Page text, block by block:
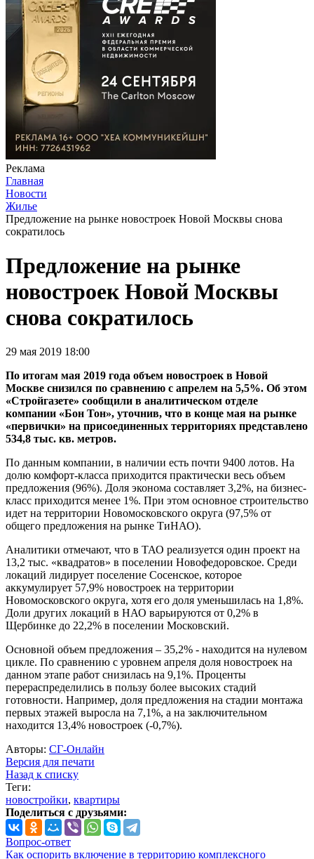
Реклама
Главная
Новости
Жилье
Предложение на рынке новостроек Новой Москвы снова
сократилось
Предложение на рынке
новостроек Новой Москвы
снова сократилось
29 мая 2019 18:00
По итогам мая 2019 года объем новостроек в Новой
Москве снизился по сравнению с апрелем на 5,5%. Об этом
«Стройгазете» сообщили в аналитическом отделе
компании «Бон Тон», уточнив, что в конце мая на рынке
«первички» на присоединенных территориях представлено
534,8 тыс. кв. метров.
По данным компании, в наличии есть почти 9400 лотов. На
долю комфорт-класса приходится практически весь объем
предложения (96%). Доля эконома составляет 3,2%, на бизнес-
класс приходится менее 1%. При этом основное строительство
идет на территории Новомосковского округа (97,5% от
общего предложения на рынке ТиНАО).
Аналитики отмечают, что в ТАО реализуется один проект на
13,2 тыс. «квадратов» в поселении Новофедоровское. Среди
локаций лидирует поселение Сосенское, которое
аккумулирует 57,9% новостроек на территории
Новомосковского округа, хотя его доля уменьшилась на 1,8%.
Доли других локаций в НАО варьируются от 0,2% в
Щербинке до 22,2% в поселении Московский.
Основной объем предложения – 35,2% - находится на нулевом
цикле. По сравнению с уровнем апреля доля новостроек на
данном этапе работ снизилась на 9,1%. Проценты
перераспределились в пользу более высоких стадий
готовности. Например, доля предложения на стадии монтажа
первых этажей выросла на 7,1%, а на заключительном
находится 13,4% новостроек (-0,7%).
Авторы: СГ-Онлайн
Версия для печати
Назад к списку
Теги:
новостройки, квартиры
Поделиться с друзьями:
Вопрос-ответ
Как оспорить включение в территорию комплексного